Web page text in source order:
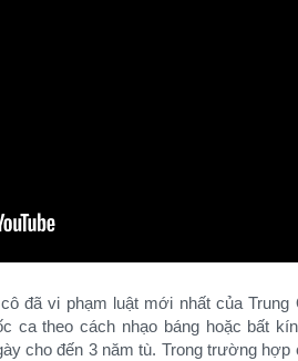
đã vi phạm luật mới nhất của Trung
ca theo cách nhạo báng hoặc bất
cho đến 3 năm tù. Trong trường